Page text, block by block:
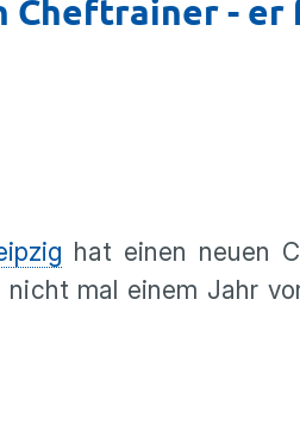
- er
hat einen neuen
mal einem Jahr